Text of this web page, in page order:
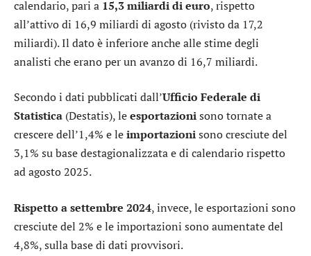
calendario, pari a 15,3 miliardi di euro, rispetto
all’attivo di 16,9 miliardi di agosto (rivisto da 17,2
miliardi). Il dato è inferiore anche alle stime degli
analisti che erano per un avanzo di 16,7 miliardi.
Secondo i dati pubblicati dall’Ufficio Federale di
Statistica (Destatis), leesportazionisono tornate a
crescere dell’1,4% e leimportazionisono cresciute del
3,1% su base destagionalizzata e di calendario rispetto
ad agosto 2025.
Rispetto a settembre 2024, invece, le esportazioni sono
cresciute del 2% e le importazioni sono aumentate del
4,8%, sulla base di dati provvisori.